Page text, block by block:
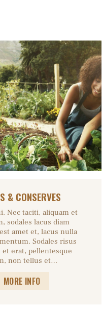
& CONSERVES
Nec taciti, aliquam et
sodales lacus diam
amet et, lacus nulla
Sodales risus
et erat, pellentesque
non tellus et…
MORE INFO